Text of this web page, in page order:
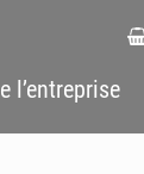
l’entreprise